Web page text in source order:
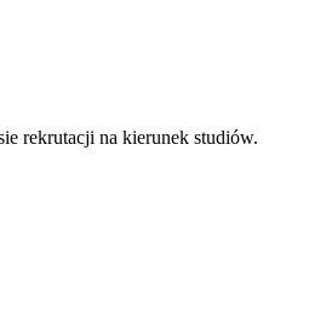
rekrutacji na kierunek studiów.